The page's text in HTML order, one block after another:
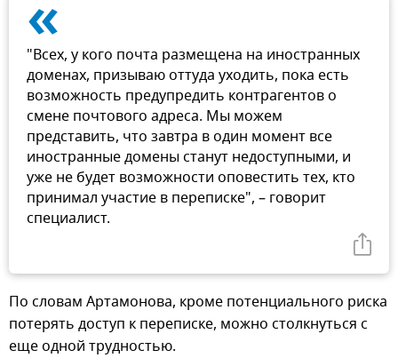
«
"Всех, у кого почта размещена на иностранных
доменах, призываю оттуда уходить, пока есть
возможность предупредить контрагентов о
смене почтового адреса. Мы можем
представить, что завтра в один момент все
иностранные домены станут недоступными, и
уже не будет возможности оповестить тех, кто
принимал участие в переписке", – говорит
специалист.
По словам Артамонова, кроме потенциального риска
потерять доступ к переписке, можно столкнуться с
еще одной трудностью.